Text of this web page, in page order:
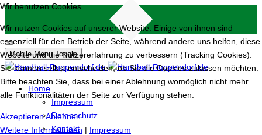
Mobile Menu Toggle
Home
Impressum
Datenschutz
Kontakt
Wir benutzen Cookies
Wir nutzen Cookies auf unserer Website. Einige von ihnen sind
essenziell für den Betrieb der Seite, während andere uns helfen, diese
Website und die Nutzererfahrung zu verbessern (Tracking Cookies).
Sie können selbst entscheiden, ob Sie die Cookies zulassen möchten.
Bitte beachten Sie, dass bei einer Ablehnung womöglich nicht mehr
alle Funktionalitäten der Seite zur Verfügung stehen.
AkzeptierenAblehnen
Weitere Informationen | Impressum